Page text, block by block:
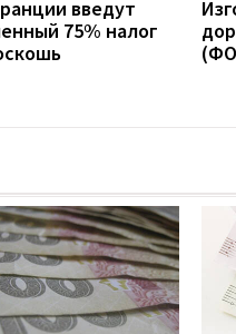
введут
75% налог